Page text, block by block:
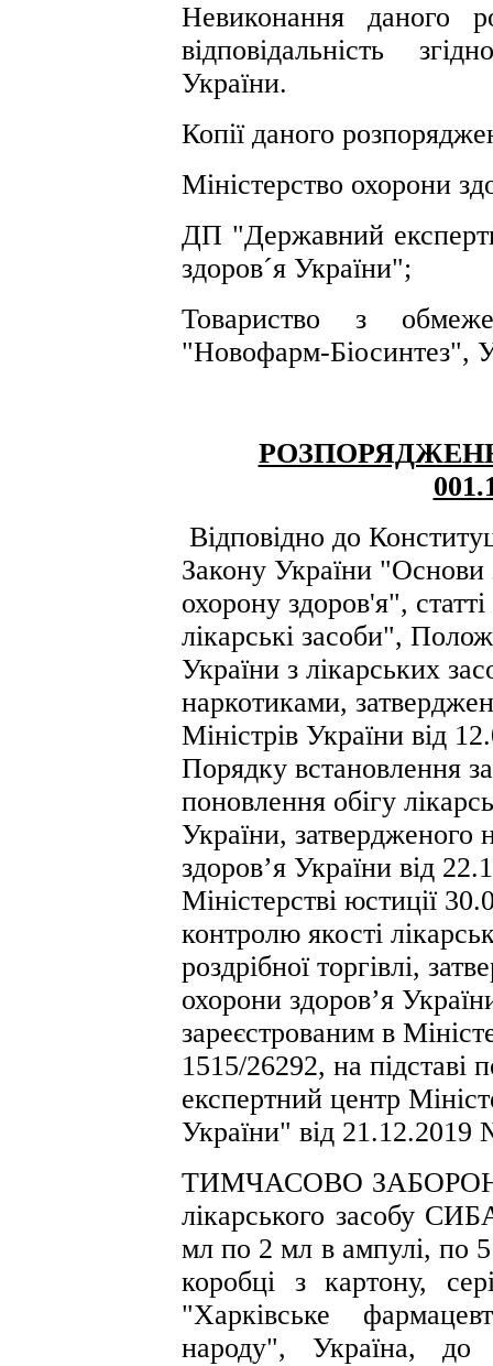
Невиконання даного
відповідальність
України.
Копії даного
Міністерство охорони
ДП "Державний
здоров´я України";
Товариство з
"Новофарм-Біосинтез",
Відповідно до
Закону України "Основи
охорону здоров'я",
лікарські засоби",
України з лікарських
наркотиками,
Міністрів України від
Порядку встановлення
поновлення обігу
України, затвердженого
здоров’я України від
Міністерстві юстиції
контролю якості
роздрібної торгівлі,
охорони здоров’я
зареєстрованим в
1515/26292, на
експертний центр
України" від
ТИМЧАСОВО
лікарського засобу
мл по 2 мл в ампулі, по 5
коробці з картону,
"Харківське
народу", Україна, до